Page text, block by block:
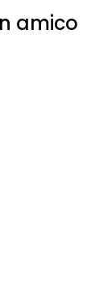
amico